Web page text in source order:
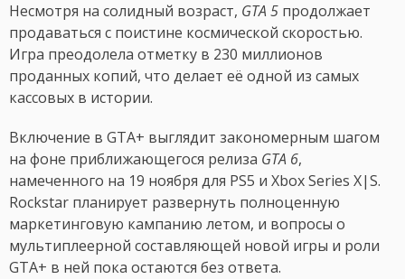
Несмотря на солидный возраст, GTA 5 продолжает
продаваться с поистине космической скоростью.
Игра преодолела отметку в 230 миллионов
проданных копий, что делает её одной из самых
кассовых в истории.
Включение в GTA+ выглядит закономерным шагом
на фоне приближающегося релиза GTA 6,
намеченного на 19 ноября для PS5 и Xbox Series X|S.
Rockstar планирует развернуть полноценную
маркетинговую кампанию летом, и вопросы о
мультиплеерной составляющей новой игры и роли
GTA+ в ней пока остаются без ответа.